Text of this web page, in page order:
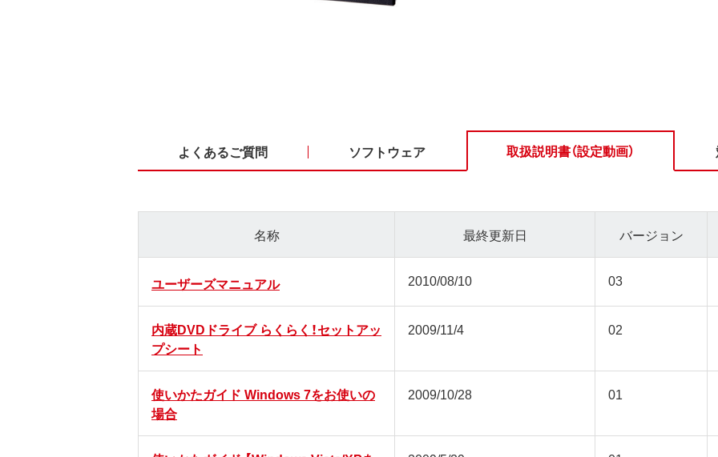
よくあるご質問 ソフトウェア 取扱説明書（設定動画）
名称 最終更新日 バージョン
ユーザーズマニュアル 2010/08/10 03
内蔵DVDドライブ らくらく！セットアッ
プシート
2009/11/4 02
使いかたガイド Windows 7をお使いの
場合
2009/10/28 01